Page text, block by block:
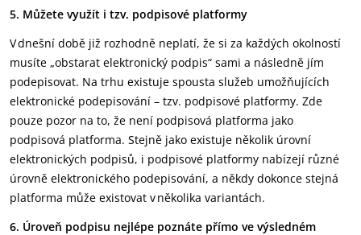
5. Můžete využít i tzv. podpisové platformy
V dnešní době již rozhodně neplatí, že si za každých okolností
musíte „obstarat elektronický podpis“ sami a následně jím
podepisovat. Na trhu existuje spousta služeb umožňujících
elektronické podepisování – tzv. podpisové platformy. Zde
pouze pozor na to, že není podpisová platforma jako
podpisová platforma. Stejně jako existuje několik úrovní
elektronických podpisů, i podpisové platformy nabízejí různé
úrovně elektronického podepisování, a někdy dokonce stejná
platforma může existovat v několika variantách.
6. Úroveň podpisu nejlépe poznáte přímo ve výsledném